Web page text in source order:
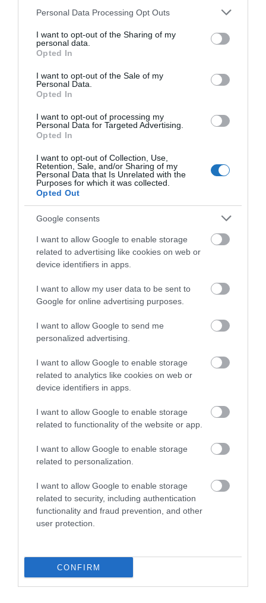
Please note that this website/app uses one or more Google
not limited to your visit or usage behaviour. You may click to
grant or deny consent to Google and its third-party tags to
use your data for below specified purposes in below Google
consent section.
Personal Data Processing Opt Outs
I want to opt-out of the Sharing of my
personal data.
Opted In
I want to opt-out of the Sale of my
Personal Data.
Opted In
I want to opt-out of processing my
Personal Data for Targeted Advertising.
Opted In
I want to opt-out of Collection, Use,
Retention, Sale, and/or Sharing of my
Personal Data that Is Unrelated with the
Purposes for which it was collected.
Opted Out
Google consents
I want to allow Google to enable storage
related to advertising like cookies on web or
device identifiers in apps.
I want to allow my user data to be sent to
Google for online advertising purposes.
I want to allow Google to send me
personalized advertising.
I want to allow Google to enable storage
related to analytics like cookies on web or
device identifiers in apps.
I want to allow Google to enable storage
related to functionality of the website or app.
I want to allow Google to enable storage
related to personalization.
I want to allow Google to enable storage
related to security, including authentication
functionality and fraud prevention, and other
user protection.
CONFIRM
gondolásokat toborzott , hogy pótolja a nyugdíjba
továbbra is elegendő gondola álljon rendelkezésre.
TOVÁBBI CIKKEK
HETI BÖLCSESSÉG
"Az ember, aki a tengert nézi, szerelemtől
KÖZÖSSÉGÜNK TÉGED IS VÁR!
NÉZZ KÖRBE TÉMÁK SZERINT!
AIRBNB AJÁNLÓ AUSZTRIA BALATON BELFÖLDI TURIZMUS
BUDAPEST AIRPORT
HÍREK KARANTÉN KORONAVÍRUS KÍNA LÉGIKÖZLEKEDÉS
MAGYARORSZÁG MAGYARUL MISKOLC